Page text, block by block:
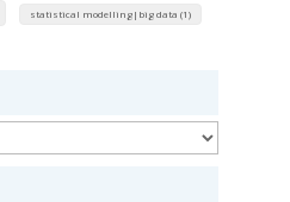
statistical modelling|big data (1)